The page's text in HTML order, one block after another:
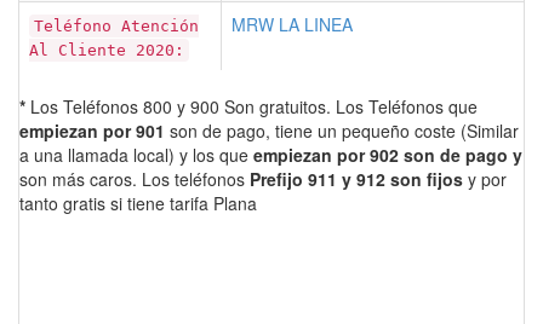
Teléfono Atención
Al Cliente 2020:
MRW LA LINEA
* Los Teléfonos 800 y 900 Son gratuitos. Los Teléfonos que
empiezan por 901 son de pago, tiene un pequeño coste (Similar
a una llamada local) y los que empiezan por 902 son de pago y
son más caros. Los teléfonos Prefijo 911 y 912 son fijos y por
tanto gratis si tiene tarifa Plana